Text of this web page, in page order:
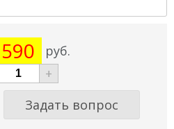
590
руб.
+
Задать вопрос